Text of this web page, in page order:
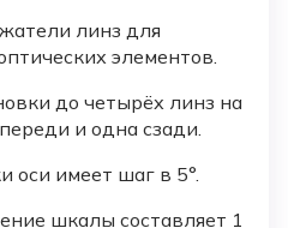
линз для
элементов.
до четырёх линз на
и одна сзади.
оси имеет шаг в 5°.
шкалы составляет 1